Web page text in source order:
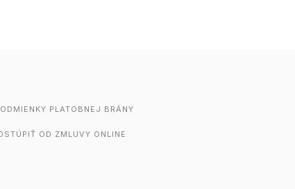
PLATOBNEJ BRÁNY
OD ZMLUVY ONLINE